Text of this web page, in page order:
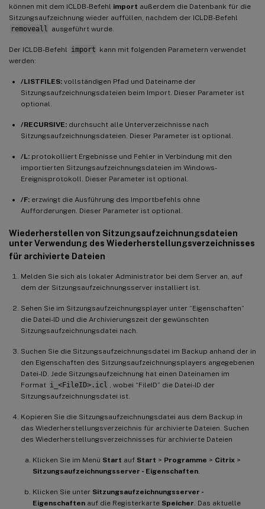
können mit dem ICLDB-Befehl import außerdem die Datenbank für die
Sitzungsaufzeichnung wieder auffüllen, nachdem der ICLDB-Befehl
removeall
ausgeführt wurde.
Der ICLDB-Befehl import kann mit folgenden Parametern verwendet
werden:
/LISTFILES: vollständigen Pfad und Dateiname der
Sitzungsaufzeichnungsdateien beim Import. Dieser Parameter ist
optional.
/RECURSIVE: durchsucht alle Unterverzeichnisse nach
Sitzungsaufzeichnungsdateien. Dieser Parameter ist optional.
/L: protokolliert Ergebnisse und Fehler in Verbindung mit den
importierten Sitzungsaufzeichnungsdateien im Windows-
Ereignisprotokoll. Dieser Parameter ist optional.
/F: erzwingt die Ausführung des Importbefehls ohne
Aufforderungen. Dieser Parameter ist optional.
Wiederherstellen von Sitzungsaufzeichnungsdateien
unter Verwendung des Wiederherstellungsverzeichnisses
für archivierte Dateien
Melden Sie sich als lokaler Administrator bei dem Server an, auf
dem der Sitzungsaufzeichnungsserver installiert ist.
Sehen Sie im Sitzungsaufzeichnungsplayer unter “Eigenschaften”
die Datei-ID und die Archivierungszeit der gewünschten
Sitzungsaufzeichnungsdatei nach.
Suchen Sie die Sitzungsaufzeichnungsdatei im Backup anhand der in
den Eigenschaften des Sitzungsaufzeichnungsplayers angegebenen
Datei-ID. Jede Sitzungsaufzeichnung hat einen Dateinamen im
Format i_<FileID>.icl
, wobei “FileID” die Datei-ID der
Sitzungsaufzeichnungsdatei ist.
Kopieren Sie die Sitzungsaufzeichnungsdatei aus dem Backup in
das Wiederherstellungsverzeichnis für archivierte Dateien. Suchen
des Wiederherstellungsverzeichnisses für archivierte Dateien
Klicken Sie im Menü Start auf Start > Programme > Citrix >
Sitzungsaufzeichnungsserver - Eigenschaften
Klicken Sie unter Sitzungsaufzeichnungsserver -
Eigenschaften auf die Registerkarte Speicher . Das aktuelle